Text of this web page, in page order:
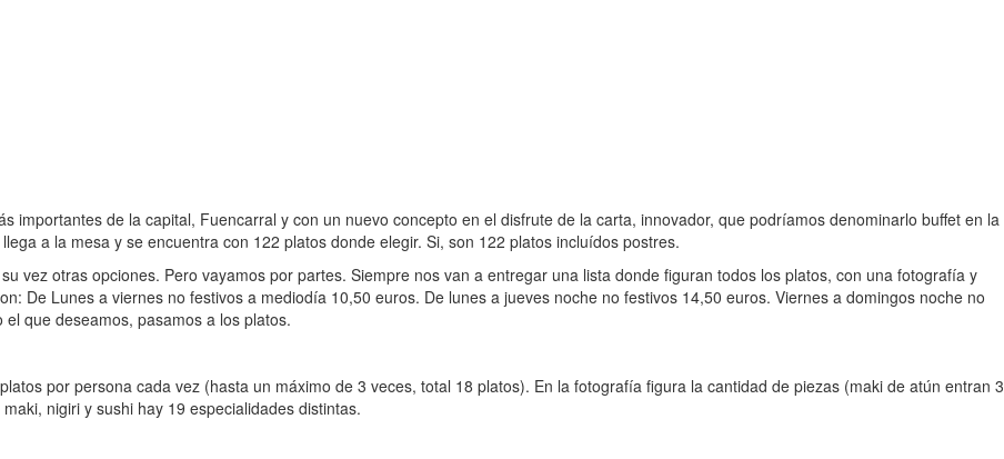
importantes de la capital, Fuencarral y con un nuevo concepto en el disfrute de la carta, innovador, que podríamos denominarlo buffet en la
a la mesa y se encuentra con 122 platos donde elegir. Si, son 122 platos incluídos postres.
vez otras opciones. Pero vayamos por partes. Siempre nos van a entregar una lista donde figuran todos los platos, con una fotografía y
De Lunes a viernes no festivos a mediodía 10,50 euros. De lunes a jueves noche no festivos 14,50 euros. Viernes a domingos noche no
que deseamos, pasamos a los platos.
por persona cada vez (hasta un máximo de 3 veces, total 18 platos). En la fotografía figura la cantidad de piezas (maki de atún entran 3
nigiri y sushi hay 19 especialidades distintas.